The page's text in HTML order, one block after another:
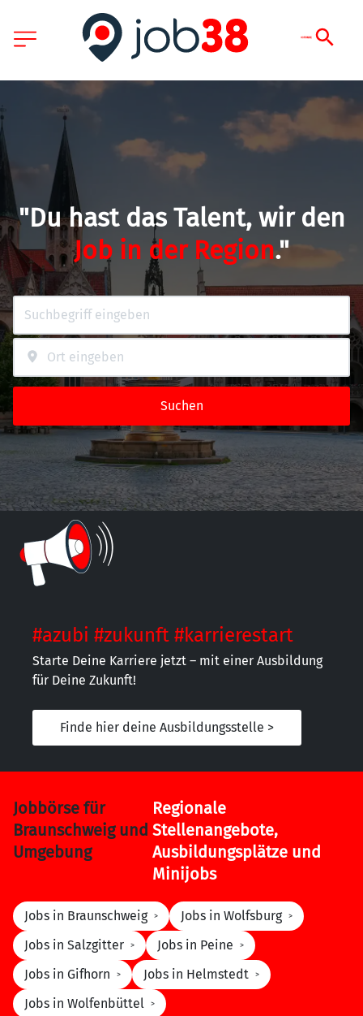
"Du hast das Talent, wir den
Job in der Region."
Suchen
#azubi #zukunft #karrierestart
Starte Deine Karriere jetzt – mit einer Ausbildung
für Deine Zukunft!
Finde hier deine Ausbildungsstelle >
Jobbörse für
Braunschweig und
Umgebung
Regionale
Stellenangebote,
Ausbildungsplätze und
Minijobs
Jobs in Braunschweig
Jobs in Wolfsburg
Jobs in Salzgitter
Jobs in Peine
Jobs in Gifhorn
Jobs in Helmstedt
Jobs in Wolfenbüttel